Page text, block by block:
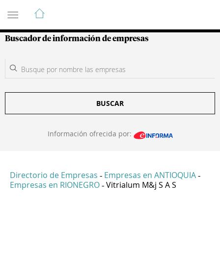
Guía de Empresas Colombianas
Buscador de información de empresas
BUSCAR
Información ofrecida por:
Directorio de Empresas - Empresas en ANTIOQUIA -
Empresas en RIONEGRO - Vitrialum M&j S A S